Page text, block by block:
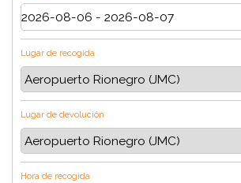
Lugar de recogida
Lugar de devolución
Hora de recogida